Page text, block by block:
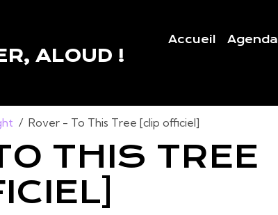
ALOUD !
Accueil Agenda
Rover - To This Tree [clip officiel]
THIS TREE